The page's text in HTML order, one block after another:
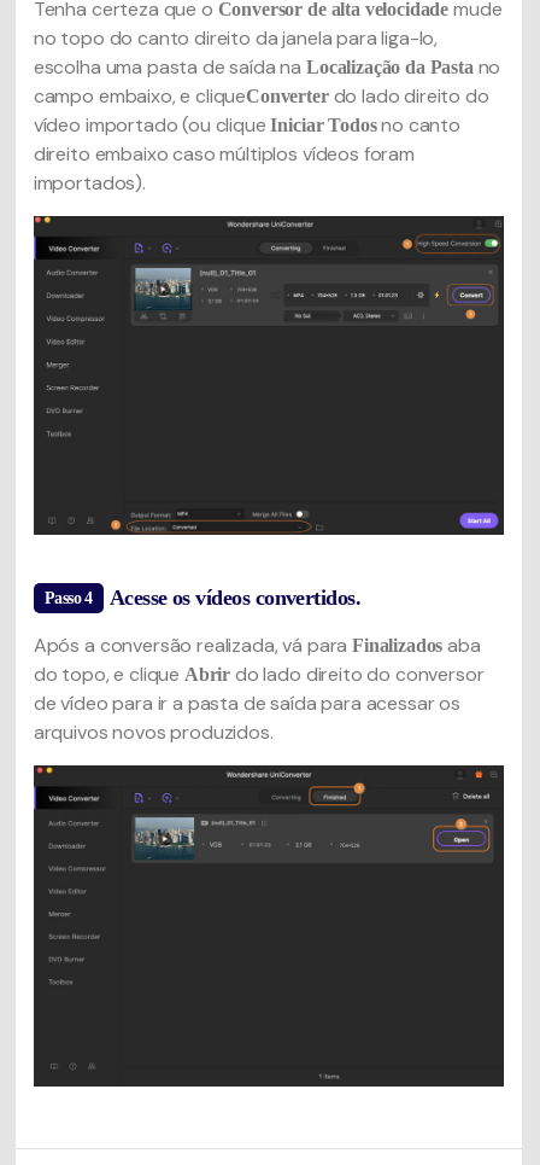
Tenha certeza que o Conversor de alta velocidade mude
no topo do canto direito da janela para liga-lo,
escolha uma pasta de saída na Localização da Pastano
campo embaixo, e cliqueConverterdo lado direito do
vídeo importado (ou cliqueIniciar Todosno canto
direito embaixo caso múltiplos vídeos foram
importados).
Passo 4 Acesse os vídeos convertidos.
Após a conversão realizada, vá paraFinalizados aba
do topo, e clique Abrir do lado direito do conversor
de vídeo para ir a pasta de saída para acessar os
arquivos novos produzidos.